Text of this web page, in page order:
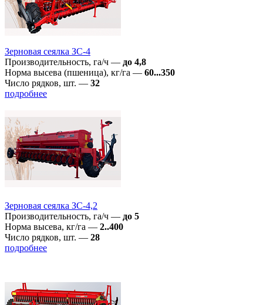
Зерновая сеялка ЗС-4
Производительность, га/ч — до 4,8
Норма высева (пшеница), кг/га — 60...350
Число рядков, шт. — 32
подробнее
Зерновая сеялка ЗС-4,2
Производительность, га/ч — до 5
Норма высева, кг/га — 2..400
Число рядков, шт. — 28
подробнее